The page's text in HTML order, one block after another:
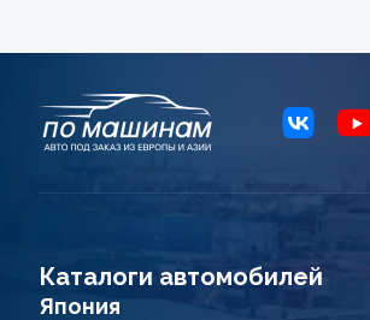
Каталоги автомобилей
Япония